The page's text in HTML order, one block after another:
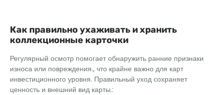
Как правильно ухаживать и хранить
коллекционные карточки
Регулярный осмотр помогает обнаружить ранние признаки
износа или повреждения., что крайне важно для карт
инвестиционного уровня. Правильный уход сохраняет
ценность и внешний вид карты.: